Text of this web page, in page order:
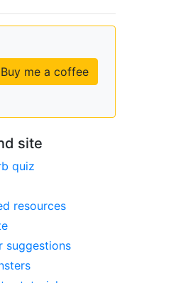
me a coffee
site
quiz
resources
suggestions